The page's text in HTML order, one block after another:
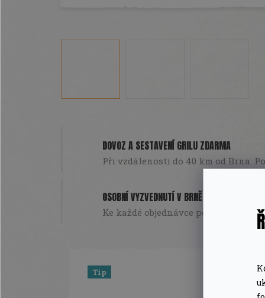
DOVOZ A SESTAVENÍ GRILU ZDARMA
Při vzdálenosti do 40 km od Brna.
OSOBNÍ VYZVEDNUTÍ V BRNĚ
Ke každé objednávce poukázka na
Tip